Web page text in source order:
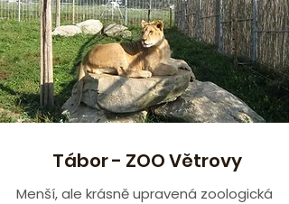
Tábor - ZOO Větrovy
Menší, ale krásně upravená zoologická